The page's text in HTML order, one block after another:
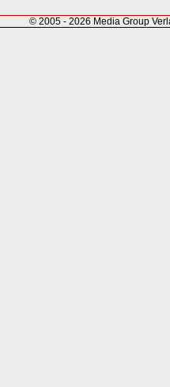
© 2005 - 2026 Media Group